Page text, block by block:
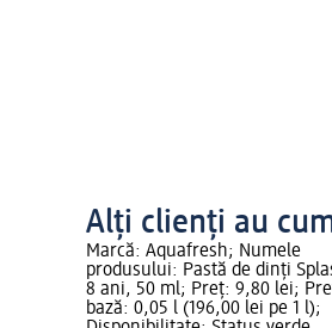
Alți clienți au
Marcă: Aquafresh; Numele
produsului: Pastă de dinți
8 ani, 50 ml; Preț: 9,80 lei;
bază: 0,05 l (196,00 lei pe 1 l);